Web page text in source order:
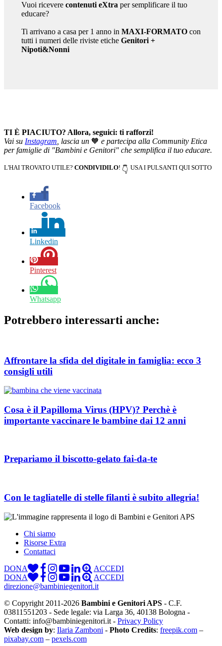
Vuoi ricevere contenuti eXtra per semplificare il tuo
educare?
Ti arrivano a casa per 1 anno in MAXI-FORMATOcon
tutti i numeri delle riviste etiche Genitori +
Nipoti&Nonni
TI È PIACIUTO? Allora, seguici: ti rafforzi!
Vai su Instagram , lascia un 🧡 e partecipa alla Community Etica
per famiglie di "Bambini e Genitori" che semplifica il tuo educare.
L'HAI TROVATO UTILE? CONDIVIDILO! 👇 USA I PULSANTI QUI SOTTO
Facebook
Linkedin
Pinterest
Whatsapp
Potrebbero interessarti anche:
Affrontare la sfida del digitale in famiglia: ecco 3
consigli utili
Cosa è il Papilloma Virus (HPV)? Perchè è
importante vaccinare le bambine dai 12 anni
Prepariamo il biscotto-gelato fai-da-te
Con le tagliatelle di stelle filanti è subito allegria!
Chi siamo
Risorse Extra
Contattaci
DONA
ACCEDI
DONA
ACCEDI
direzione@bambiniegenitori.it
© Copyright 2011-2026 Bambini e Genitori APS - C.F.
03811551203 - Sede legale: via Larga 36, 40138 Bologna -
Contatti: info@bambiniegenitori.it - Privacy Policy
Web design by: Ilaria Zamboni - Photo Credits: freepik.com –
pixabay.com – pexels.com